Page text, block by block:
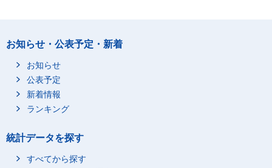
お知らせ・公表予定・新着
お知らせ
公表予定
新着情報
ランキング
統計データを探す
すべてから探す